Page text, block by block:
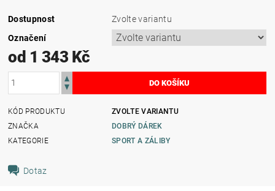
Dostupnost
Zvolte variantu
Označení
od 1 343 Kč
KÓD PRODUKTU
ZVOLTE VARIANTU
ZNAČKA
DOBRÝ DÁREK
KATEGORIE
SPORT A ZÁLIBY
Dotaz